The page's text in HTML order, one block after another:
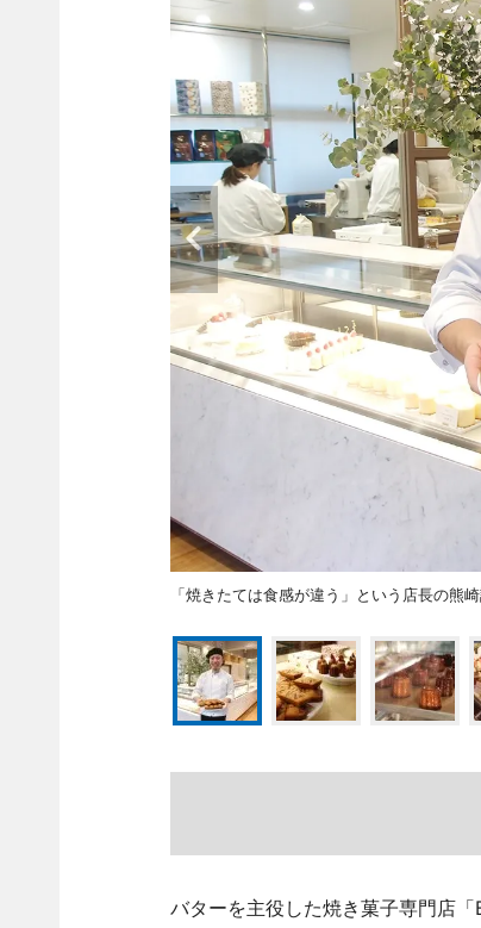
「焼きたては食感が違う」という店長の熊
バターを主役した焼き菓子専門店